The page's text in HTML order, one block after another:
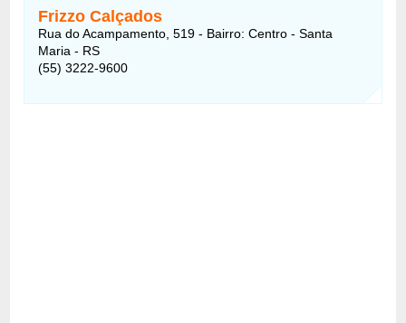
Frizzo Calçados
Rua do Acampamento, 519 - Bairro: Centro - Santa
Maria - RS
(55) 3222-9600